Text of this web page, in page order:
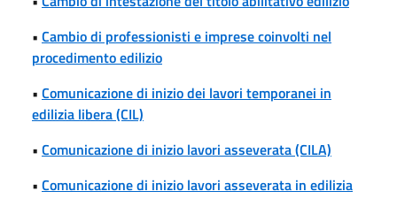
• Cambio di professionisti e imprese coinvolti nel
procedimento edilizio
• Comunicazione di inizio dei lavori temporanei in
edilizia libera (CIL)
• Comunicazione di inizio lavori asseverata (CILA)
• Comunicazione di inizio lavori asseverata in edilizia